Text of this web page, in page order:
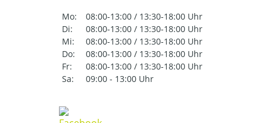
Mo:
08:00-13:00 / 13:30-18:00 Uhr
Di:
08:00-13:00 / 13:30-18:00 Uhr
Mi:
08:00-13:00 / 13:30-18:00 Uhr
Do:
08:00-13:00 / 13:30-18:00 Uhr
Fr:
08:00-13:00 / 13:30-18:00 Uhr
Sa:
09:00 - 13:00 Uhr